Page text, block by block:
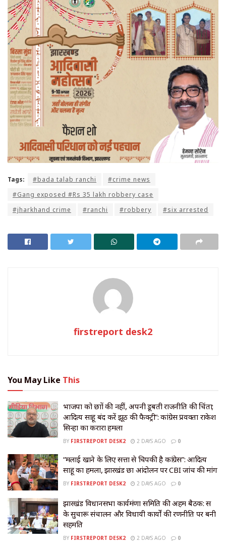
Tags: #bada talab ranchi
#crime news
#Gang exposed #Rs 35 lakh robbery case
#jharkhand crime
#ranchi #robbery #six arrested
firstreport desk2
You May Like This
भाजपा को छात्रों की नहीं, अपनी डूबती राजनीति की चिंता;
आदित्य साहू बंद करें झूठ की फैक्ट्री”: कांग्रेस प्रवक्ता राकेश
सिन्हा का करारा हमला
BY FIRSTREPORT DESK2 2 DAYS AGO 0
“मलाई खाने के लिए सत्ता से चिपकी है कांग्रेस”: आदित्य
साहू का हमला, झारखंड छात्र आंदोलन पर CBI जांच की मांग
BY FIRSTREPORT DESK2 2 DAYS AGO 0
झारखंड विधानसभा कार्यमंत्रणा समिति की अहम बैठक: सत्र
के सुचारू संचालन और विधायी कार्यों की रणनीति पर बनी
सहमति
BY FIRSTREPORT DESK2 2 DAYS AGO 0